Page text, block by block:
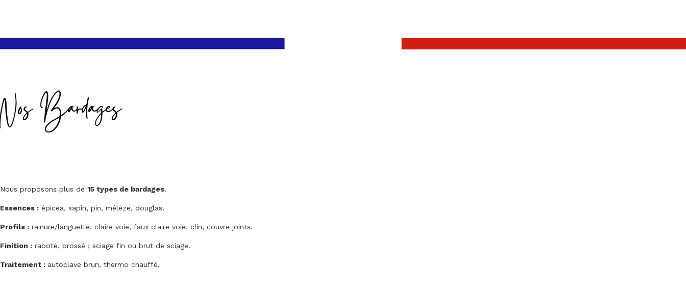
Nos Bardages
Nous proposons plus de 15 types de bardages.
Essences : épicéa, sapin, pin, mélèze, douglas.
Profils : rainure/languette, claire voie, faux claire voie, clin, couvre joints.
Finition : raboté, brossé ; sciage fin ou brut de sciage.
Traitement : autoclave brun, thermo chauffé.